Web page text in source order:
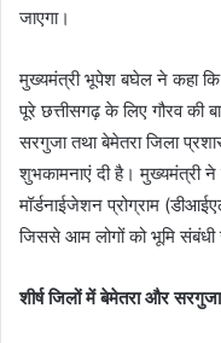
जाएगा।
मुख्यमंत्री भूपेश बघेल ने कहा
पूरे छत्तीसगढ़ के लिए गौरव की
सरगुजा तथा बेमेतरा जिला
शुभकामनाएं दी है। मुख्यमंत्री ने
मॉर्डनाईजेशन प्रोग्राम
जिससे आम लोगों को भूमि संबंधी
शीर्ष जिलों में बेमेतरा और